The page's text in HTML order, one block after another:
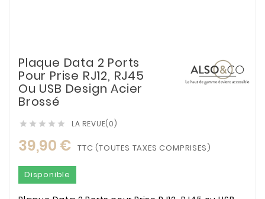
Plaque Data 2 Ports
Pour Prise RJ12, RJ45
Ou USB Design Acier
Brossé
     LA REVUE(0)
39,90 € TTC (TOUTES TAXES COMPRISES)
Disponible